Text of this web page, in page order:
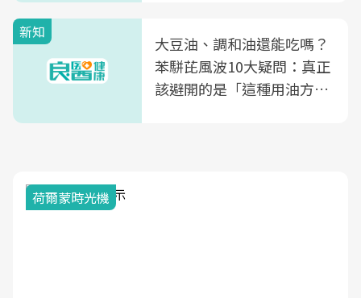
新知
大豆油、調和油還能吃嗎？
苯駢芘風波10大疑問：真正
該避開的是「這種用油方
荷爾蒙時光機